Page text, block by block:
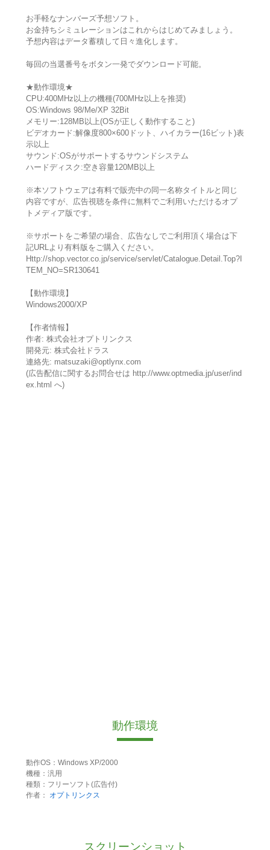
お手軽なナンバーズ予想ソフト。
お金持ちシミュレーションはこれからはじめてみましょう。
予想内容はデータ蓄積して日々進化します。
毎回の当選番号をボタン一発でダウンロード可能。
★動作環境★
CPU:400MHz以上の機種(700MHz以上を推奨)
OS:Windows 98/Me/XP 32Bit
メモリー:128MB以上(OSが正しく動作すること)
ビデオカード:解像度800×600ドット、ハイカラー(16ビット)表
示以上
サウンド:OSがサポートするサウンドシステム
ハードディスク:空き容量120MB以上
※本ソフトウェアは有料で販売中の同一名称タイトルと同じ
内容ですが、広告視聴を条件に無料でご利用いただけるオプ
トメディア版です。
※サポートをご希望の場合、広告なしでご利用頂く場合は下
記URLより有料版をご購入ください。
Http://shop.vector.co.jp/service/servlet/Catalogue.Detail.Top?I
TEM_NO=SR130641
【動作環境】
Windows2000/XP
【作者情報】
作者: 株式会社オプトリンクス
開発元: 株式会社ドラス
連絡先: matsuzaki@optlynx.com
(広告配信に関するお問合せは http://www.optmedia.jp/user/ind
ex.html へ)
動作環境
動作OS：Windows XP/2000
機種：汎用
種類：フリーソフト(広告付)
作者：
オプトリンクス
スクリーンショット